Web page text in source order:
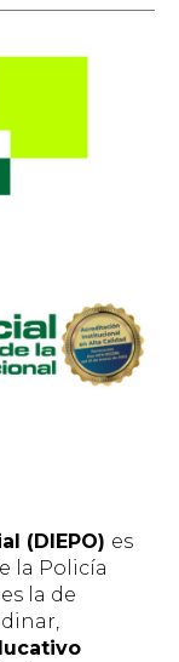
(DIEPO) es
la Policía
la de